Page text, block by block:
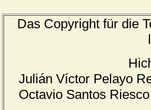
Das Copyright für die
Julián Víctor Pelayo
Octavio Santos